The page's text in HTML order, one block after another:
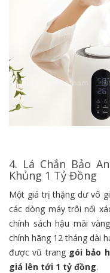
4. Lá Chắn Bảo
Khủng 1 Tỷ Đồng
Một giá trị thặng dư vô
các dòng máy trôi nổi
chính sách hậu mãi
chính hãng 12 tháng dài
được vũ trang gói bảo
giá lên tới 1 tỷ đồng.